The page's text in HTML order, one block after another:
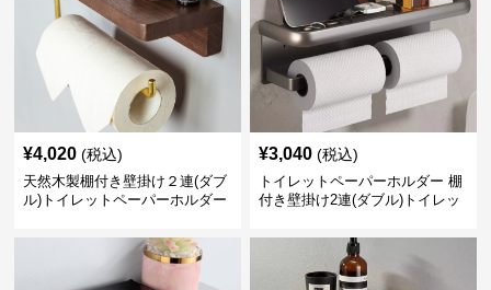
¥4,020 (税込)
天然木製棚付き壁掛け２連(ダブ
ル)トイレットペーパーホルダー
¥3,040 (税込)
トイレットペーパーホルダー 棚
付き壁掛け2連(ダブル)トイレッ